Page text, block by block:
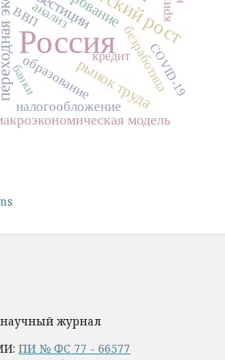
Россия
рынок труда
модель
образование безработица
налогообложение
анализ
COVID-19
банки
ВВП
кредит
журнал
ПИ № ФС 77 - 66577